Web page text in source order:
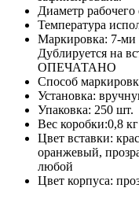
Диаметр
Температура
Маркировка: 7-ми
Дублируется на
ОПЕЧАТАНО
Способ
Установка:
Упаковка: 250 шт.
Вес коробки:0,8 кг
Цвет вставки:
оранжевый,
любой
Цвет корпуса: